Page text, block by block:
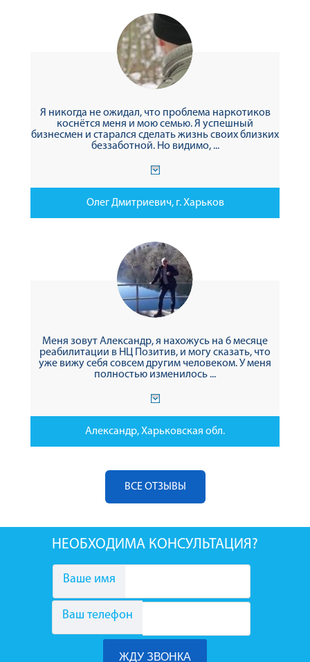
Я никогда не ожидал, что проблема наркотиков
коснётся меня и мою семью. Я успешный
бизнесмен и старался сделать жизнь своих близких
беззаботной. Но видимо, ...
Олег Дмитриевич, г. Харьков
Меня зовут Александр, я нахожусь на 6 месяце
реабилитации в НЦ Позитив, и могу сказать, что
уже вижу себя совсем другим человеком. У меня
полностью изменилось ...
Александр, Харьковская обл.
ВСЕ ОТЗЫВЫ
НЕОБХОДИМА КОНСУЛЬТАЦИЯ?
Ваше имя
Ваш телефон